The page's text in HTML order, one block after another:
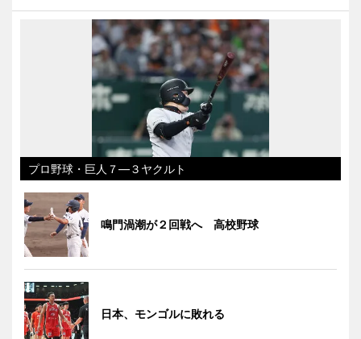
プロ野球・巨人７―３ヤクルト
鳴門渦潮が２回戦へ 高校野球
日本、モンゴルに敗れる